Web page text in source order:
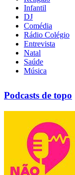
Infantil
DJ
Comédia
Rádio Colégio
Entrevista
Natal
Saúde
Música
Podcasts de topo